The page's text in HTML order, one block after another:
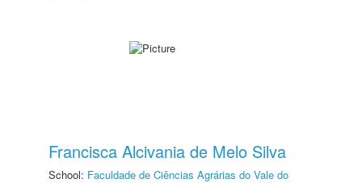
Francisca Alcivania de Melo Silva
School: Faculdade de Ciências Agrárias do Vale do